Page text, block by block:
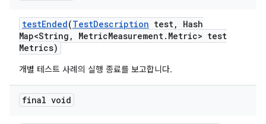
testEnded(TestDescription test,
Hash
Map<String , MetricMeasurement. Metric> test
Metrics)
개별 테스트 사례의 실행 종료를 보고합니다.
final void